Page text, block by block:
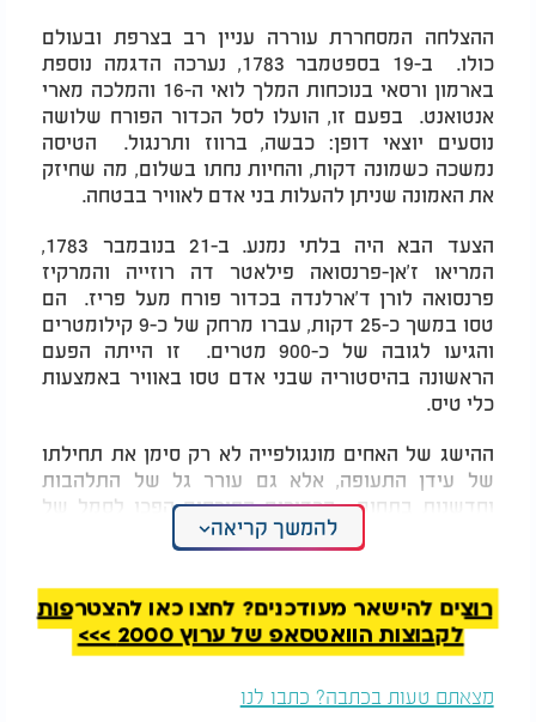
ההצלחה המסחררת עוררה עניין רב בצרפת ובעולם
כולו. ב-19 בספטמבר 1783, נערכה הדגמה נוספת
בארמון ורסאי בנוכחות המלך לואי ה-16 והמלכה מארי
אנטואנט. בפעם זו, הועלו לסל הכדור הפורח שלושה
נוסעים יוצאי דופן: כבשה, ברווז ותרנגול. הטיסה
נמשכה כשמונה דקות, והחיות נחתו בשלום, מה שחיזק
את האמונה שניתן להעלות בני אדם לאוויר בבטחה.
הצעד הבא היה בלתי נמנע. ב-21 בנובמבר 1783,
המריאו ז'אן-פרנסואה פילאטר דה רוזייה והמרקיז
פרנסואה לורן ד'ארלנדה בכדור פורח מעל פריז. הם
טסו במשך כ-25 דקות, עברו מרחק של כ-9 קילומטרים
והגיעו לגובה של כ-900 מטרים. זו הייתה הפעם
הראשונה בהיסטוריה שבני אדם טסו באוויר באמצעות
כלי טיס.
ההישג של האחים מונגולפייה לא רק סימן את תחילתו
של עידן התעופה, אלא גם עורר גל של התלהבות
וחדשנות בתחום. הכדורים הפורחים הפכו לסמל של
קידמה והעזה, והניחו את היסודות לפיתוחם של כלי טיס
מתקדמים יותר בעתיד.
להמשך קריאה
רוצים להישאר מעודכנים? לחצו כאן להצטרפות
לקבוצות הוואטסאפ של ערוץ 2000 >>>
מצאתם טעות בכתבה? כתבו לנו